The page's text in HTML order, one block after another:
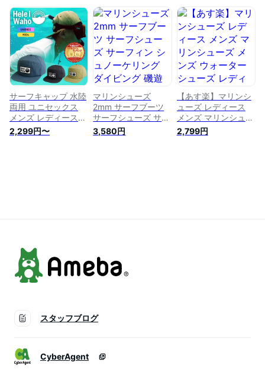
ズ 水陸両用 ビーチ
シューズ アウトドア
シューズ ビーチサン
ダル ジュニア 軽量
海水浴 サンダル ビ
ーチ 岩場 ダイビン
グ 子供用 男女兼用
保護 中敷き 快適 排
水機能
マーグローブ 手袋
シュノーケリング ダ
イビング ヘレイワホ
HeleiWaho 夏休み 海
水浴 ビーチアイテム
海遊び
場 歩きやすい 脱げ
ない フィット 調整
紐付き 小石防止 フ
ィンソックス代用 川
遊び 海水浴 プール
シュノーケリング 旅
行 Hele i Waho ヘレ
イワホ
サーフキャップ 水陸
両用 ユニセックス
メンズ レディース
リーシュコード付き
UVカット ナイロン
2,299円〜
マリンシューズ
2mm サーフブーツ
サーフシューズ サー
フィン シュノーケリ
ング ダイビング 磯
3,580円
【あす楽】マリンシ
ューズ レディース
メンズ マリンシュー
ズ メンズ ウォータ
ーシューズ レディー
2,799円
スタッフブログ
CyberAgent